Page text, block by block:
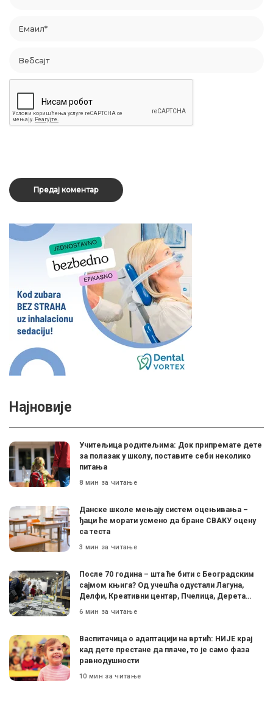
Најновије
Учитељица родитељима: Док припремате дете
за полазак у школу, поставите себи неколико
питања
8 мин за читање
Данске школе мењају систем оцењивања –
ђаци ће морати усмено да бране СВАКУ оцену
са теста
3 мин за читање
После 70 година – шта ће бити с Београдским
сајмом књига? Од учешћа одустали Лагуна,
Делфи, Креативни центар, Пчелица, Дерета…
6 мин за читање
Васпитачица о адаптацији на вртић: НИЈЕ крај
кад дете престане да плаче, то је само фаза
равнодушности
10 мин за читање